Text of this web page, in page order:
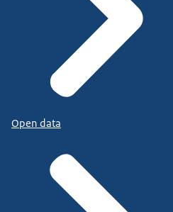
Open data